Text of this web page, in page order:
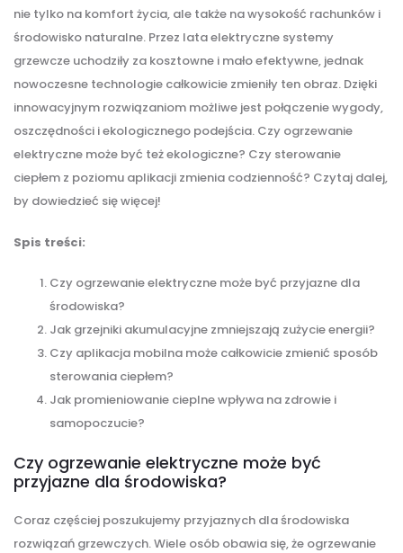
nie tylko na komfort życia, ale także na wysokość rachunków i
środowisko naturalne. Przez lata elektryczne systemy
grzewcze uchodziły za kosztowne i mało efektywne, jednak
nowoczesne technologie całkowicie zmieniły ten obraz. Dzięki
innowacyjnym rozwiązaniom możliwe jest połączenie wygody,
oszczędności i ekologicznego podejścia. Czy ogrzewanie
elektryczne może być też ekologiczne? Czy sterowanie
ciepłem z poziomu aplikacji zmienia codzienność? Czytaj dalej,
by dowiedzieć się więcej!
Spis treści:
Czy ogrzewanie elektryczne może być przyjazne dla
środowiska?
Jak grzejniki akumulacyjne zmniejszają zużycie energii?
Czy aplikacja mobilna może całkowicie zmienić sposób
sterowania ciepłem?
Jak promieniowanie cieplne wpływa na zdrowie i
samopoczucie?
Czy ogrzewanie elektryczne może być
przyjazne dla środowiska?
Coraz częściej poszukujemy przyjaznych dla środowiska
rozwiązań grzewczych. Wiele osób obawia się, że ogrzewanie